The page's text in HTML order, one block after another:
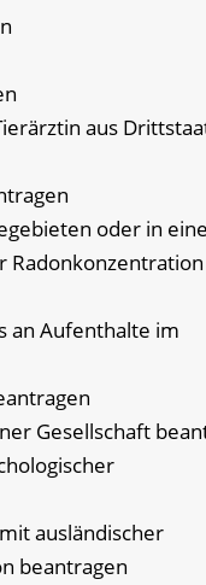
aus
oder in
Radonkonzentration
an Aufenthalte im
Gesellschaft
ausländischer
beantragen